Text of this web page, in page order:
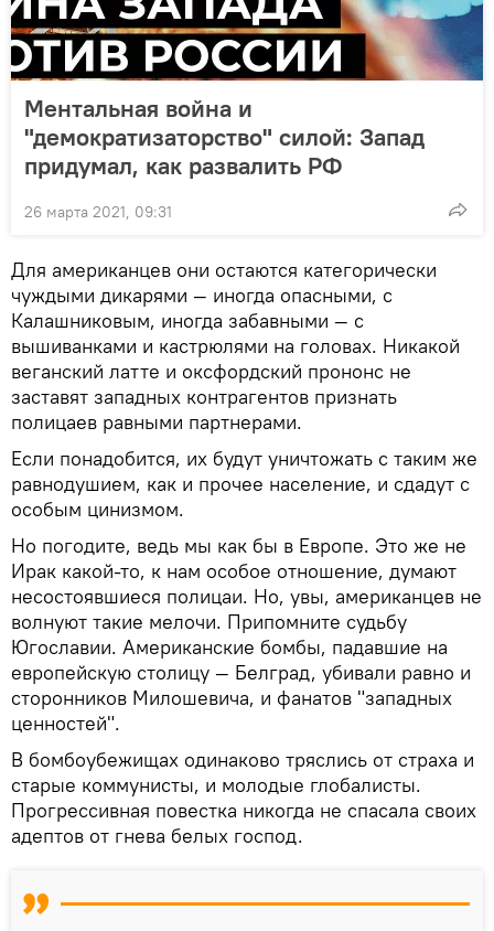
Ментальная война и
"демократизаторство" силой: Запад
придумал, как развалить РФ
26 марта 2021, 09:31
Для американцев они остаются категорически
чуждыми дикарями — иногда опасными, с
Калашниковым, иногда забавными — с
вышиванками и кастрюлями на головах. Никакой
веганский латте и оксфордский прононс не
заставят западных контрагентов признать
полицаев равными партнерами.
Если понадобится, их будут уничтожать с таким же
равнодушием, как и прочее население, и сдадут с
особым цинизмом.
Но погодите, ведь мы как бы в Европе. Это же не
Ирак какой-то, к нам особое отношение, думают
несостоявшиеся полицаи. Но, увы, американцев не
волнуют такие мелочи. Припомните судьбу
Югославии. Американские бомбы, падавшие на
европейскую столицу — Белград, убивали равно и
сторонников Милошевича, и фанатов "западных
ценностей".
В бомбоубежищах одинаково тряслись от страха и
старые коммунисты, и молодые глобалисты.
Прогрессивная повестка никогда не спасала своих
адептов от гнева белых господ.